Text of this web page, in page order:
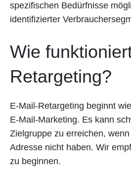
spezifischen Bedürfnisse
identifizierter
Wie
Retargeting?
E-Mail-Retargeting beginnt
E-Mail-Marketing. Es kann
Zielgruppe zu erreichen,
Adresse nicht haben. Wir
zu beginnen.